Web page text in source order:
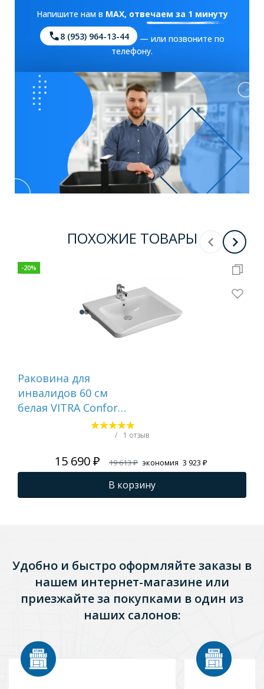
Напишите нам в MAX, отвечаем за 1 минуту
8 (953) 964-13-44
— или позвоните по
телефону.
ПОХОЖИЕ ТОВАРЫ
-20%
Раковина для
инвалидов 60 см
белая VITRA Conforma
5289B003-0001
/ 1 отзыв
15 690 ₽ 19 613 ₽ экономия 3 923 ₽
В корзину
Удобно и быстро оформляйте заказы в
нашем интернет-магазине или
приезжайте за покупками в один из
наших салонов: